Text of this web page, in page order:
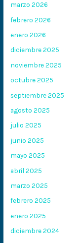
marzo 2026
febrero 2026
enero 2026
diciembre 2025
noviembre 2025
octubre 2025
septiembre 2025
agosto 2025
julio 2025
junio 2025
mayo 2025
abril 2025
marzo 2025
febrero 2025
enero 2025
diciembre 2024